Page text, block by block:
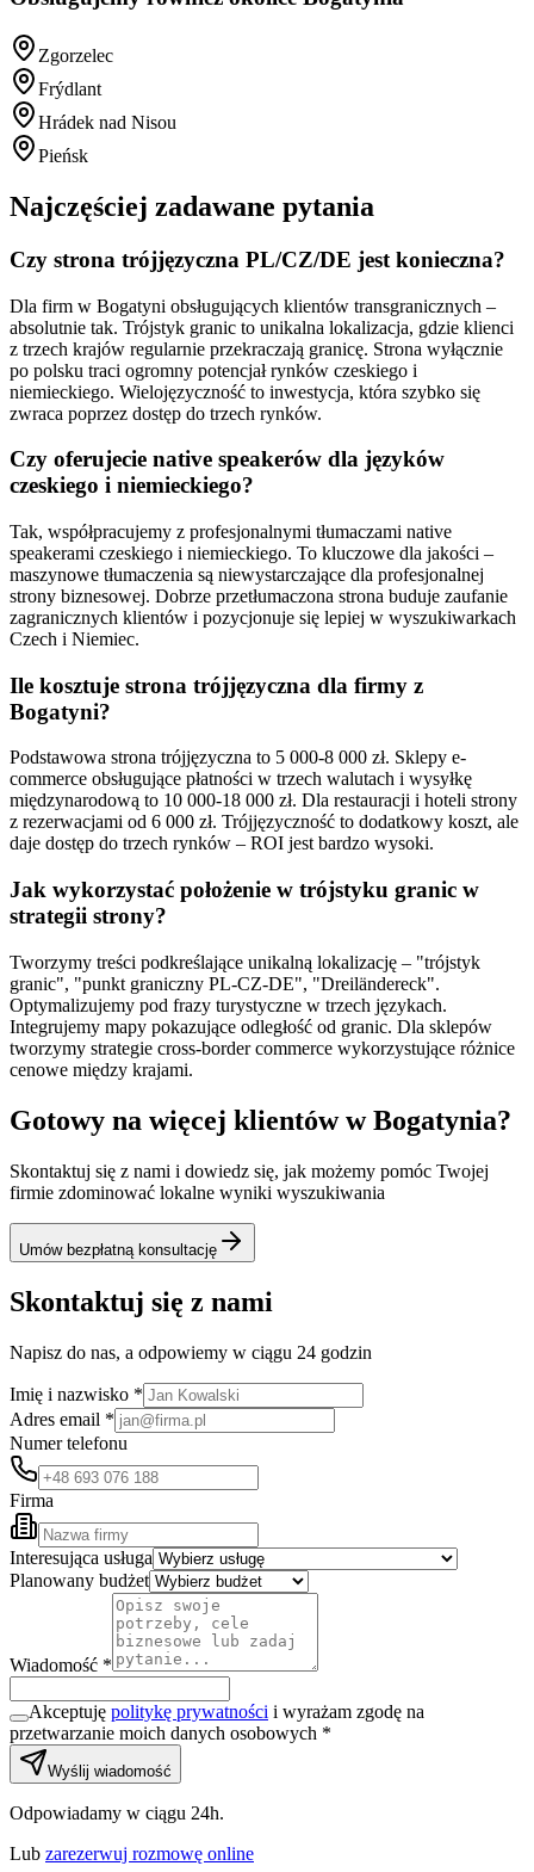
Zgorzelec
Frýdlant
Hrádek nad Nisou
Pieńsk
Najczęściej zadawane pytania
Czy strona trójjęzyczna PL/CZ/DE jest konieczna?
Dla firm w Bogatyni obsługujących klientów transgranicznych –
absolutnie tak. Trójstyk granic to unikalna lokalizacja, gdzie klienci
z trzech krajów regularnie przekraczają granicę. Strona wyłącznie
po polsku traci ogromny potencjał rynków czeskiego i
niemieckiego. Wielojęzyczność to inwestycja, która szybko się
zwraca poprzez dostęp do trzech rynków.
Czy oferujecie native speakerów dla języków
czeskiego i niemieckiego?
Tak, współpracujemy z profesjonalnymi tłumaczami native
speakerami czeskiego i niemieckiego. To kluczowe dla jakości –
maszynowe tłumaczenia są niewystarczające dla profesjonalnej
strony biznesowej. Dobrze przetłumaczona strona buduje zaufanie
zagranicznych klientów i pozycjonuje się lepiej w wyszukiwarkach
Czech i Niemiec.
Ile kosztuje strona trójjęzyczna dla firmy z
Bogatyni?
Podstawowa strona trójjęzyczna to 5 000-8 000 zł. Sklepy e-
commerce obsługujące płatności w trzech walutach i wysyłkę
międzynarodową to 10 000-18 000 zł. Dla restauracji i hoteli strony
z rezerwacjami od 6 000 zł. Trójjęzyczność to dodatkowy koszt, ale
daje dostęp do trzech rynków – ROI jest bardzo wysoki.
Jak wykorzystać położenie w trójstyku granic w
strategii strony?
Tworzymy treści podkreślające unikalną lokalizację – "trójstyk
granic", "punkt graniczny PL-CZ-DE", "Dreiländereck".
Optymalizujemy pod frazy turystyczne w trzech językach.
Integrujemy mapy pokazujące odległość od granic. Dla sklepów
tworzymy strategie cross-border commerce wykorzystujące różnice
cenowe między krajami.
Gotowy na więcej klientów wBogatynia?
Skontaktuj się z nami i dowiedz się, jak możemy pomóc Twojej
firmie zdominować lokalne wyniki wyszukiwania
Umów bezpłatną konsultację
Skontaktuj się z nami
Napisz do nas, a odpowiemy w ciągu 24 godzin
Imię i nazwisko *
Adres email *
Numer telefonu
Firma
Interesująca usługa
Planowany budżet
Wiadomość *
Akceptuję politykę prywatności i wyrażam zgodę na
przetwarzanie moich danych osobowych *
Wyślij wiadomość
Odpowiadamy w ciągu 24h.
Lub zarezerwuj rozmowę online